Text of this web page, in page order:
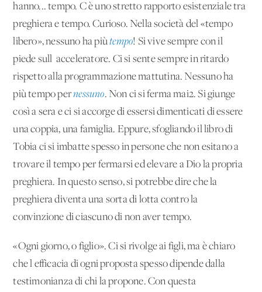
hanno... tempo. C'è uno stretto rapporto esistenziale tra
preghiera e tempo. Curioso. Nella società del «tempo
libero», nessuno ha piùtempo! Si vive sempre con il
piede sull' acceleratore. Ci si sente sempre in ritardo
rispetto alla programmazione mattutina. Nessuno ha
più tempo pernessuno. Non ci si ferma mai2. Si giunge
così a sera e ci si accorge di essersi dimenticati di essere
una coppia, una famiglia. Eppure, sfogliando il libro di
Tobia ci si imbatte spesso in persone che non esitano a
trovare il tempo per fermarsi ed elevare a Dio la propria
preghiera. In questo senso, si potrebbe dire che la
preghiera diventa una sorta di lotta contro la
convinzione di ciascuno di non aver tempo.
«Ogni giorno, o figlio». Ci si rivolge ai figli, ma è chiaro
che l'efficacia di ogni proposta spesso dipende dalla
testimonianza di chi la propone. Con questa